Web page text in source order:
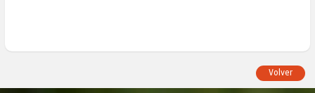
Volver